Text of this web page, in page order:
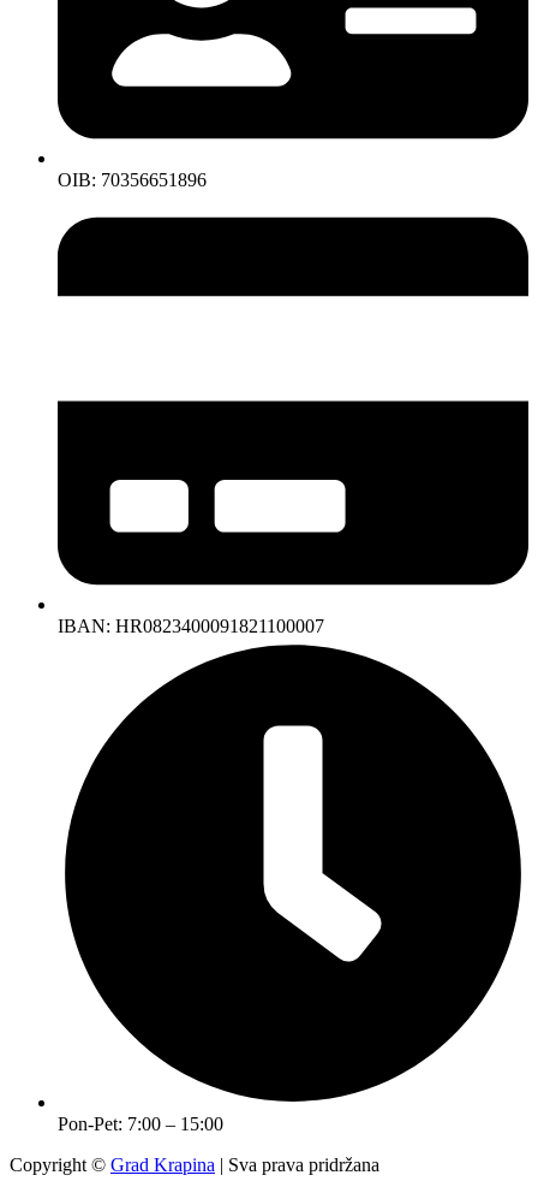
OIB: 70356651896
IBAN: HR0823400091821100007
Pon-Pet: 7:00 – 15:00
Copyright © Grad Krapina | Sva prava pridržana